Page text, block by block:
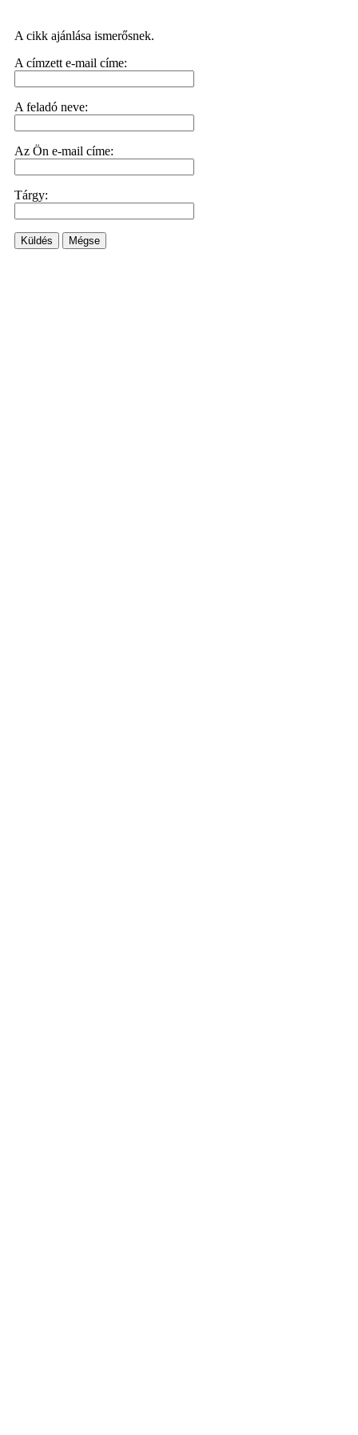
A cikk ajánlása ismerősnek.
A címzett e-mail címe:
A feladó neve:
Az Ön e-mail címe:
Tárgy:
Küldés Mégse